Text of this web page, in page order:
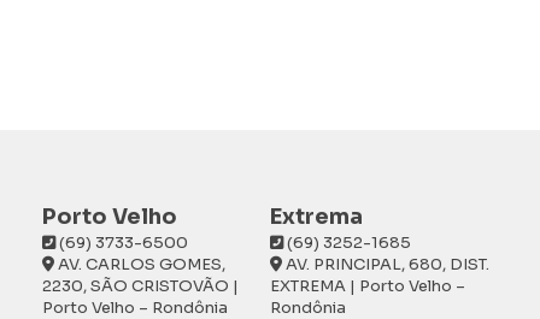
Porto Velho
(69) 3733-6500
AV. CARLOS GOMES,
2230, SÃO CRISTOVÃO |
Porto Velho – Rondônia
Extrema
(69) 3252-1685
AV. PRINCIPAL, 680, DIST.
EXTREMA | Porto Velho –
Rondônia